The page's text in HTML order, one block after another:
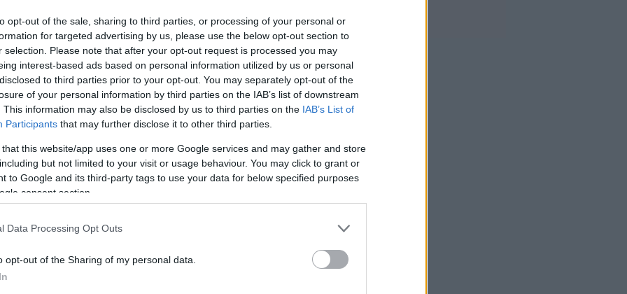
opt-out of the sale, sharing to third parties, or processing of your personal or
for targeted advertising by us, please use the below opt-out section to
selection. Please note that after your opt-out request is processed you may
interest-based ads based on personal information utilized by us or personal
to third parties prior to your opt-out. You may separately opt-out of the
of your personal information by third parties on the IAB’s list of downstream
This information may also be disclosed by us to third parties on the IAB’s List of
Participants that may further disclose it to other third parties.
that this website/app uses one or more Google services and may gather and store
but not limited to your visit or usage behaviour. You may click to grant or
to Google and its third-party tags to use your data for below specified purposes
consent section.
Data Processing Opt Outs
opt-out of the Sharing of my personal data.
και σύγχρονους
προϋπολογισμού 353.037,14 ευρώ
ανακαίνισης, βελτίωσης και
ΓΑΙΑΟΣΕ, ως θεματοφύλακας της
επιδιώκει να βελτιστοποιήσει την αξία
σιδηροδρομικό χαρακτήρα και την
εμπορικό ισοζύγιο με την Κίνα
11:04 Τουρκία: Ζητεί από τη Ρωσία και την
Ουκρανία «μορατόριουμ» στις
επιθέσεις στα πλοία στη Μαύρη
Θάλασσα
10:57 Περού: Δεκατρείς νεκροί και τέσσερις
Υεμένη: Οι Χούθι ανακοίνωσαν ότι
έπληξαν σαουδαραβικό διυλιστήριο
στην ακτή της Ερυθράς Θάλασσας
ταχύτερα από άλλες ηπείρους
ΠΑΣΟΚ: Η «Εστία» ανάλωσε τη μισή
τίποτα και να επαναλάβει το
φαντασιόπληκτο ρεπορτάζ της